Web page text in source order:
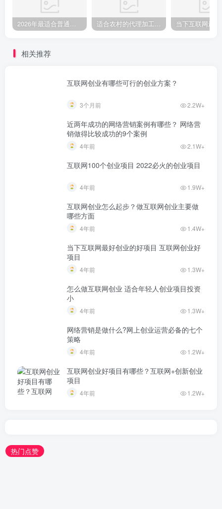
2026年最适合普通人做的小生意！看完对你有收获的实用清单 适合农村的代理加工厂 适合在家办厂加工项目
相关推荐
互联网创业有哪些可行的创业方案？
3个月前 2.2W+
近两年成功的网络营销案例有哪些？ 网络营
销做得比较成功的9个案例
4年前 2.1W+
互联网100个创业项目 2022必火的创业项目
4年前 1.9W+
互联网创业怎么起步？做互联网创业主要做
哪些方面
4年前 1.4W+
当下互联网最好创业的好项目 互联网创业好
项目
4年前 1.3W+
怎么做互联网创业 适合年轻人创业项目投资
小
4年前 1.3W+
网络营销是做什么?网上创业运营必备的七个
策略
4年前 1.2W+
互联网创业好项目有哪些？互联网+创新创业
项目
4年前 1.2W+
热门点赞